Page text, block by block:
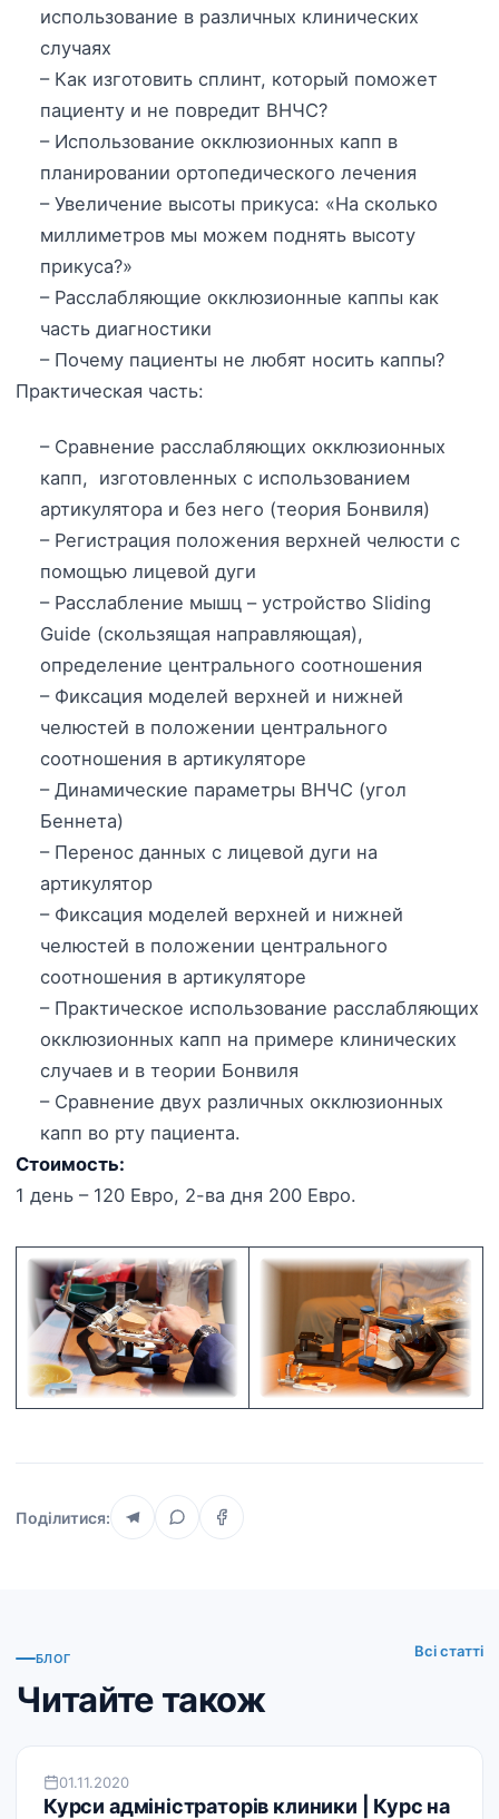
использование в различных клинических
случаях
– Как изготовить сплинт, который поможет
пациенту и не повредит ВНЧС?
– Использование окклюзионных капп в
планировании ортопедического лечения
– Увеличение высоты прикуса: «На сколько
миллиметров мы можем поднять высоту
прикуса?»
– Расслабляющие окклюзионные каппы как
часть диагностики
– Почему пациенты не любят носить каппы?
Практическая часть:
– Сравнение расслабляющих окклюзионных
капп, изготовленных с использованием
артикулятора и без него (теория Бонвиля)
– Регистрация положения верхней челюсти с
помощью лицевой дуги
– Расслабление мышц – устройство Sliding
Guide (скользящая направляющая),
определение центрального соотношения
– Фиксация моделей верхней и нижней
челюстей в положении центрального
соотношения в артикуляторе
– Динамические параметры ВНЧС (угол
Беннета)
– Перенос данных с лицевой дуги на
артикулятор
– Фиксация моделей верхней и нижней
челюстей в положении центрального
соотношения в артикуляторе
– Практическое использование расслабляющих
окклюзионных капп на примере клинических
случаев и в теории Бонвиля
– Сравнение двух различных окклюзионных
капп во рту пациента.
Стоимость:
1 день – 120 Евро, 2-ва дня 200 Евро.
Поділитися:
БЛОГ
Читайте також
Всі статті
КУРСИ ТА СЕМІНАРИ
01.11.2020
Курси адміністраторів клиники | Курс на